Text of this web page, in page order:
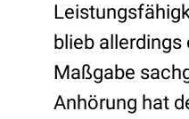
blieb
Maßgabe
Anhörung hat